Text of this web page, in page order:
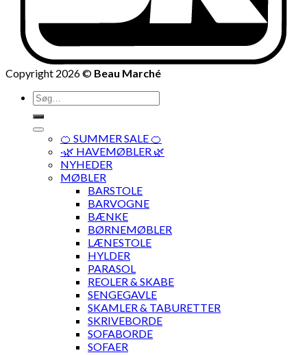
Copyright 2026 © Beau Marché
Søg
efter:
🍊 SUMMER SALE 🍊
·🌿 HAVEMØBLER 🌿
NYHEDER
MØBLER
BARSTOLE
BARVOGNE
BÆNKE
BØRNEMØBLER
LÆNESTOLE
HYLDER
PARASOL
REOLER & SKABE
SENGEGAVLE
SKAMLER & TABURETTER
SKRIVEBORDE
SOFABORDE
SOFAER